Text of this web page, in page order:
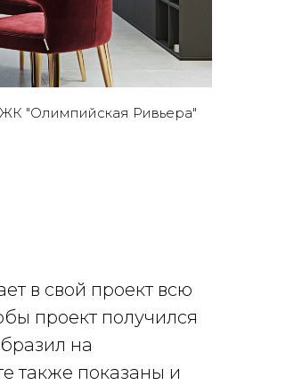
ЖК "Олимпийская Ривьера"
в свой проект всю
проект получился
на
также показаны и